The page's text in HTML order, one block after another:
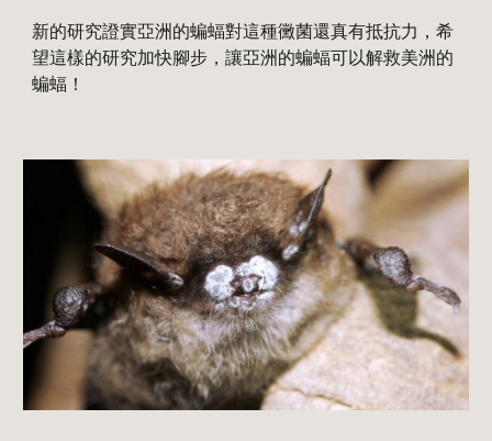
新的研究證實亞洲的蝙蝠對這種黴菌還真有抵抗力，希
望這樣的研究加快腳步，讓亞洲的蝙蝠可以解救美洲的
蝙蝠！